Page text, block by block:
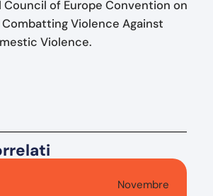
Council of Europe Convention on
Violence Against
Violence.
Novembre